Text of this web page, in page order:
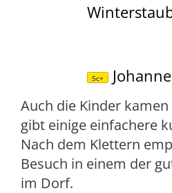
5c+
Auch die Kinder
gibt einige einfachere
Nach dem Klettern
Besuch in einem der
im Dorf.